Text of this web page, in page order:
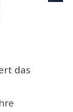
das